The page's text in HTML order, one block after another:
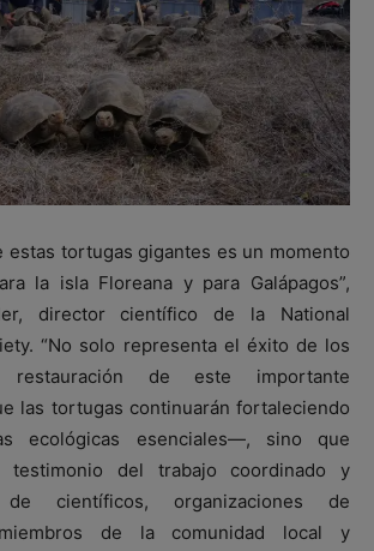
estas tortugas gigantes es un momento
la isla Floreana y para Galápagos”,
director científico de la National
“No solo representa el éxito de los
restauración de este importante
las tortugas continuarán fortaleciendo
ecológicas esenciales—, sino que
del trabajo coordinado y
de científicos, organizaciones de
miembros de la comunidad local y